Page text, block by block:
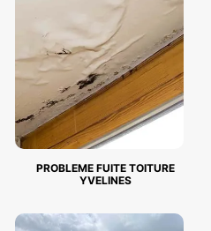
PROBLEME FUITE TOITURE
YVELINES